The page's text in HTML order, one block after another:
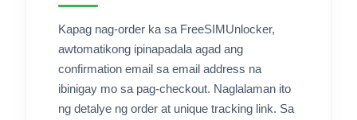
Kapag nag-order ka sa FreeSIMUnlocker,
awtomatikong ipinapadala agad ang
confirmation email sa email address na
ibinigay mo sa pag-checkout. Naglalaman ito
ng detalye ng order at unique tracking link. Sa